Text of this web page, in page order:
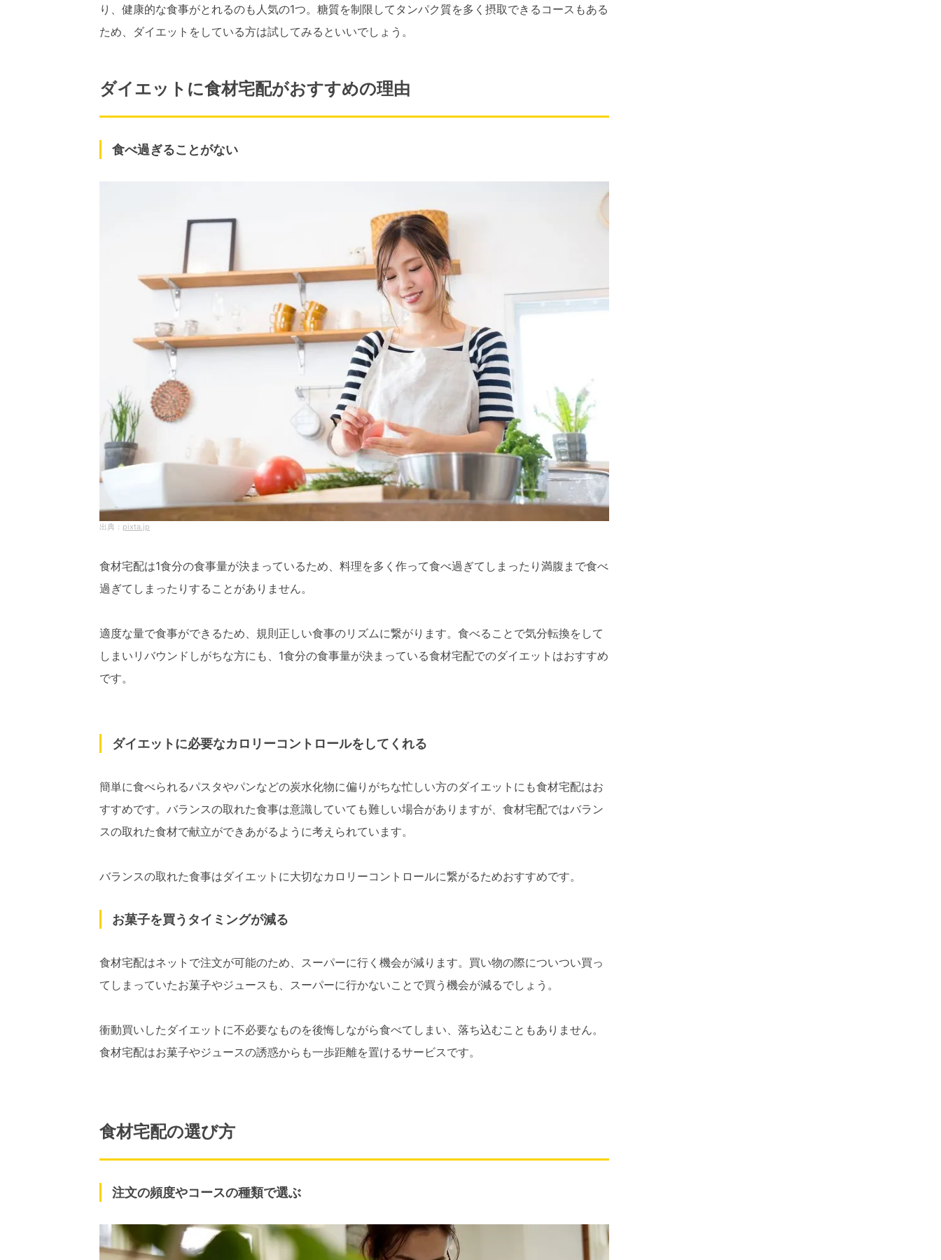
り、健康的な食事がとれるのも人気の1つ。糖質を制限してタンパク質を多く摂取できるコースもある
ため、ダイエットをしている方は試してみるといいでしょう。
ダイエットに食材宅配がおすすめの理由
食べ過ぎることがない
pixta.jp
食材宅配は1食分の食事量が決まっているため、料理を多く作って食べ過ぎてしまったり満腹まで食べ
過ぎてしまったりすることがありません。
適度な量で食事ができるため、規則正しい食事のリズムに繋がります。食べることで気分転換をして
しまいリバウンドしがちな方にも、1食分の食事量が決まっている食材宅配でのダイエットはおすすめ
です。
ダイエットに必要なカロリーコントロールをしてくれる
簡単に食べられるパスタやパンなどの炭水化物に偏りがちな忙しい方のダイエットにも食材宅配はお
すすめです。バランスの取れた食事は意識していても難しい場合がありますが、食材宅配ではバラン
スの取れた食材で献立ができあがるように考えられています。
バランスの取れた食事はダイエットに大切なカロリーコントロールに繋がるためおすすめです。
お菓子を買うタイミングが減る
食材宅配はネットで注文が可能のため、スーパーに行く機会が減ります。買い物の際についつい買っ
てしまっていたお菓子やジュースも、スーパーに行かないことで買う機会が減るでしょう。
衝動買いしたダイエットに不必要なものを後悔しながら食べてしまい、落ち込むこともありません。
食材宅配はお菓子やジュースの誘惑からも一歩距離を置けるサービスです。
食材宅配の選び方
注文の頻度やコースの種類で選ぶ